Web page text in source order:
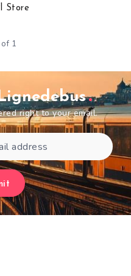
Store
of 1
right to your email.